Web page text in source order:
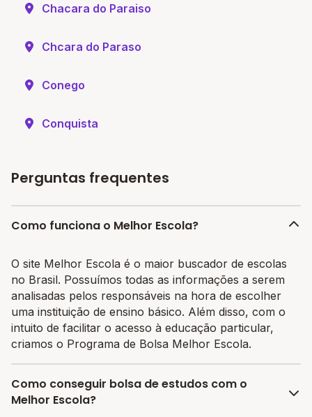
Chacara do Paraiso
Chcara do Paraso
Conego
Conquista
Perguntas frequentes
Como funciona o Melhor Escola?
O site Melhor Escola é o maior buscador de escolas
no Brasil. Possuímos todas as informações a serem
analisadas pelos responsáveis na hora de escolher
uma instituição de ensino básico. Além disso, com o
intuito de facilitar o acesso à educação particular,
criamos o Programa de Bolsa Melhor Escola.
Como conseguir bolsa de estudos com o
Melhor Escola?